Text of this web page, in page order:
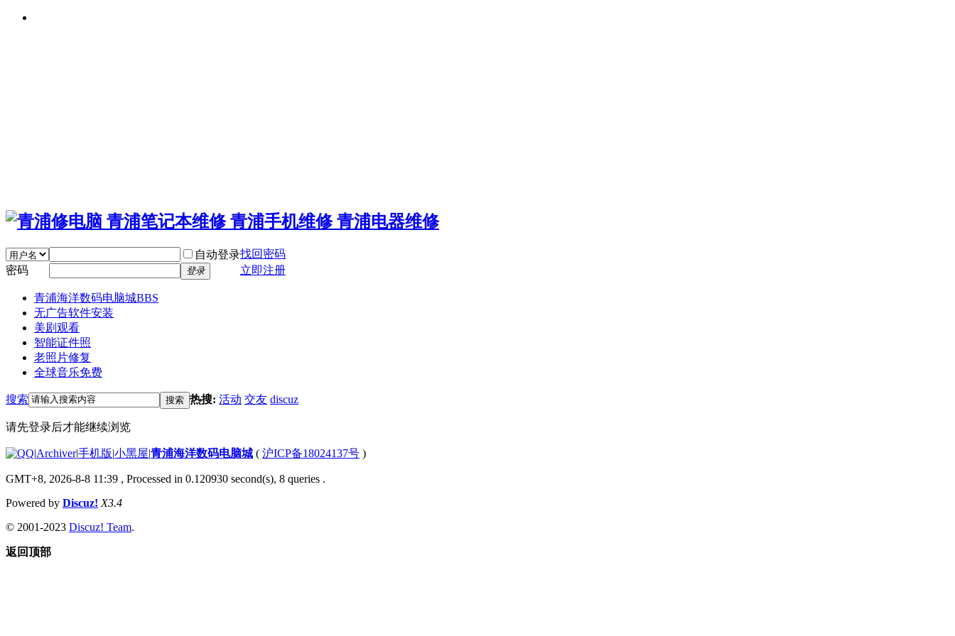
自动登录找回密码
密码
登录 立即注册
青浦海洋数码电脑城BBS
无广告软件安装
美剧观看
智能证件照
老照片修复
全球音乐免费
搜索 搜索 热搜: 活动 交友 discuz
请先登录后才能继续浏览
|Archiver|手机版|小黑屋|青浦海洋数码电脑城 ( 沪ICP备18024137号 )
GMT+8, 2026-8-8 11:39 , Processed in 0.120930 second(s), 8 queries .
Powered by Discuz! X3.4
© 2001-2023 Discuz! Team.
返回顶部